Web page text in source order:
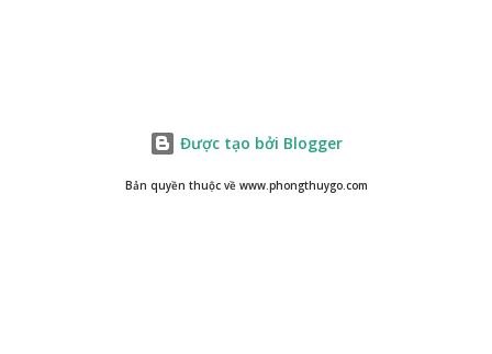
Được tạo bởi Blogger
Bản quyền thuộc về www.phongthuygo.com